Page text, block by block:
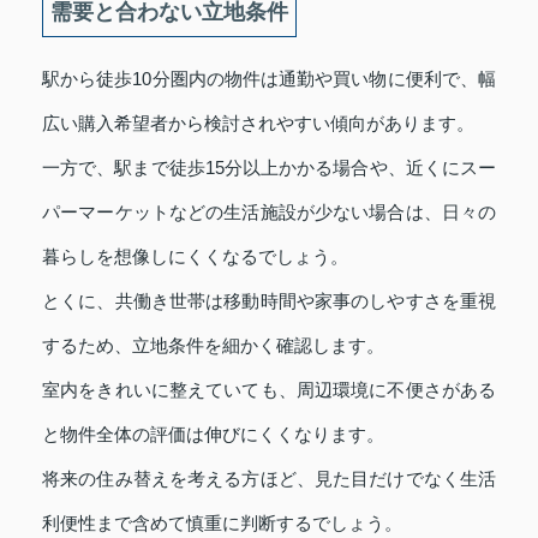
需要と合わない立地条件
駅から徒歩10分圏内の物件は通勤や買い物に便利で、幅
広い購入希望者から検討されやすい傾向があります。
一方で、駅まで徒歩15分以上かかる場合や、近くにスー
パーマーケットなどの生活施設が少ない場合は、日々の
暮らしを想像しにくくなるでしょう。
とくに、共働き世帯は移動時間や家事のしやすさを重視
するため、立地条件を細かく確認します。
室内をきれいに整えていても、周辺環境に不便さがある
と物件全体の評価は伸びにくくなります。
将来の住み替えを考える方ほど、見た目だけでなく生活
利便性まで含めて慎重に判断するでしょう。